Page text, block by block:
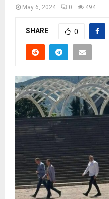
May 6, 2024 0 494
SHARE 0